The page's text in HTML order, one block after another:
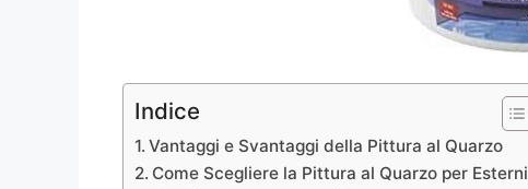
Indice
Vantaggi e Svantaggi della Pittura al Quarzo
Come Scegliere la Pittura al Quarzo per Esterni